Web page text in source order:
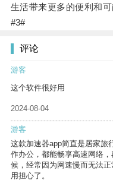
生活带来更多的便利和可
#3#
评论
游客
这个软件很好用
2024-08-04
游客
这款加速器app简直是居家旅
作办公，都能畅享高速网络
候，经常因为网速慢而无法
用担心了。